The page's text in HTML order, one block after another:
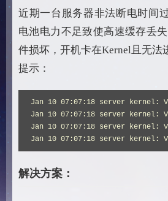
近期一台服务器非法断电时间
电池电力不足致使高速缓存丢
件损坏，开机卡在Kernel且无法
提示：
Jan 10 07:07:18 server kernel:
Jan 10 07:07:18 server kernel:
Jan 10 07:07:18 server kernel:
Jan 10 07:07:18 server kernel:
解决方案：